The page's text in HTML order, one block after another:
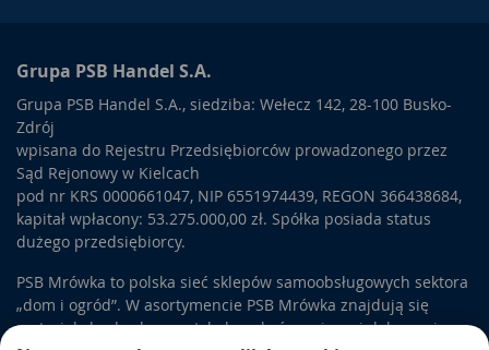
Grupa PSB Handel S.A.
Grupa PSB Handel S.A., siedziba: Wełecz 142, 28-100 Busko-
Zdrój
wpisana do Rejestru Przedsiębiorców prowadzonego przez
Sąd Rejonowy w Kielcach
pod nr KRS 0000661047, NIP 6551974439, REGON 366438684,
kapitał wpłacony: 53.275.000,00 zł. Spółka posiada status
dużego przedsiębiorcy.
PSB Mrówka to polska sieć sklepów samoobsługowych sektora
„dom i ogród”. W asortymencie PSB Mrówka znajdują się
materiały budowlane, artykuły wykończeniowe i dekoracyjne,